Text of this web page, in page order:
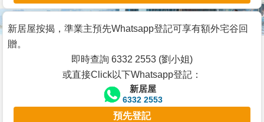
宅
谷
按
新居屋按揭，準業主預先Whatsapp登記可享有額外宅谷回
贈。
即時查詢 6332 2553 (劉小姐)
或直接Click以下Whatsapp登記：
新居屋
6332 2553
預先登記